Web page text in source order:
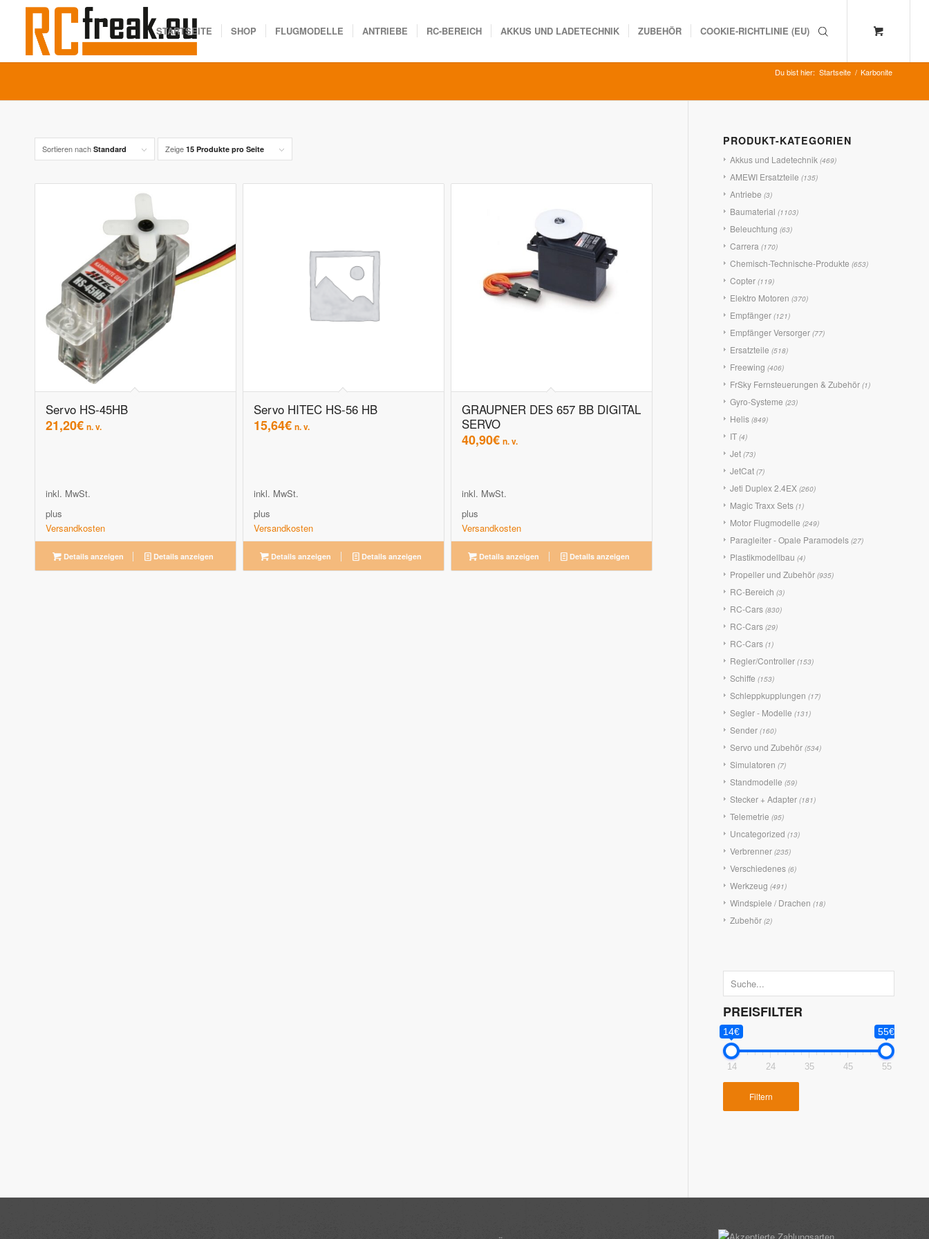
STARTSEITE SHOP FLUGMODELLE ANTRIEBE RC-BEREICH AKKUS UND LADETECHNIK ZUBEHÖR COOKIE-RICHTLINIE (EU)
Du bist hier: Startseite / Karbonite
Sortieren nach Standard Zeige 15 Produkte pro Seite
Servo HS-45HB
21,20€ n. v.
inkl. MwSt.
plus
Versandkosten
Details anzeigen Details anzeigen
Servo HITEC HS-56 HB
15,64€ n. v.
inkl. MwSt.
plus
Versandkosten
Details anzeigen Details anzeigen
GRAUPNER DES 657 BB DIGITAL
SERVO
40,90€ n. v.
inkl. MwSt.
plus
Versandkosten
Details anzeigen Details anzeigen
PRODUKT-KATEGORIEN
Akkus und Ladetechnik (469)
AMEWI Ersatzteile (135)
Antriebe (3)
Baumaterial (1103)
Beleuchtung (63)
Carrera (170)
Chemisch-Technische-Produkte (653)
Copter (119)
Elektro Motoren (370)
Empfänger (121)
Empfänger Versorger (77)
Ersatzteile (518)
Freewing (406)
FrSky Fernsteuerungen & Zubehör (1)
Gyro-Systeme (23)
Helis (849)
IT (4)
Jet (73)
JetCat (7)
Jeti Duplex 2.4EX (260)
Magic Traxx Sets (1)
Motor Flugmodelle (249)
Paragleiter - Opale Paramodels (27)
Plastikmodellbau (4)
Propeller und Zubehör (935)
RC-Bereich (3)
RC-Cars (830)
RC-Cars (29)
RC-Cars (1)
Regler/Controller (153)
Schiffe (153)
Schleppkupplungen (17)
Segler - Modelle (131)
Sender (160)
Servo und Zubehör (534)
Simulatoren (7)
Standmodelle (59)
Stecker + Adapter (181)
Telemetrie (95)
Uncategorized (13)
Verbrenner (235)
Verschiedenes (6)
Werkzeug (491)
Windspiele / Drachen (18)
Zubehör (2)
PREISFILTER
14€ 55€
14 24 35 45 55
Filtern